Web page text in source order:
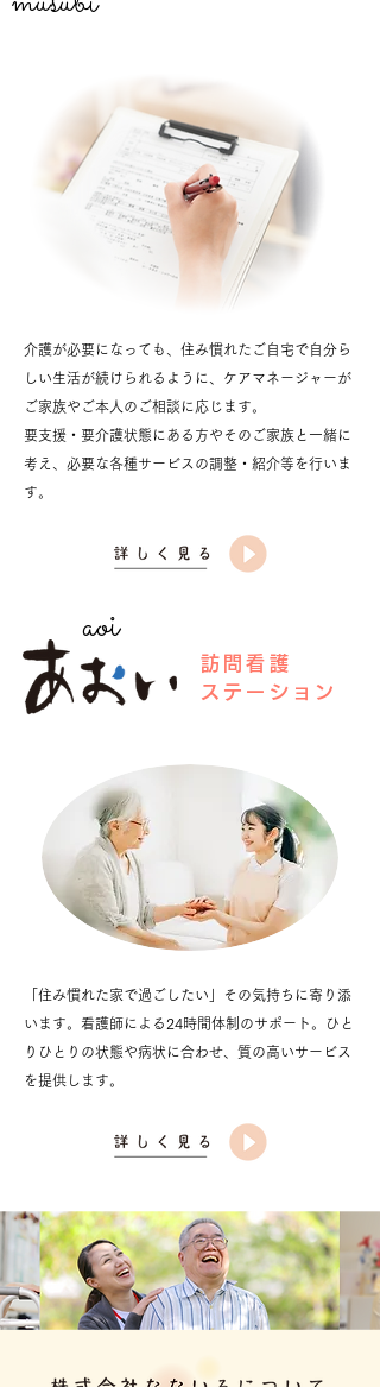
介護が必要になっても、住み慣れたご自宅で自分ら
しい生活が続けられるように、ケアマネージャーが
ご家族やご本人のご相談に応じます。
要支援・要介護状態にある方やそのご家族と一緒に
考え、必要な各種サービスの調整・紹介等を行いま
す。
訪問看護
ステーション
aoi
「住み慣れた家で過ごしたい」その気持ちに寄り添
います。看護師による24時間体制のサポート。ひと
りひとりの状態や病状に合わせ、質の高いサービス
を提供します。